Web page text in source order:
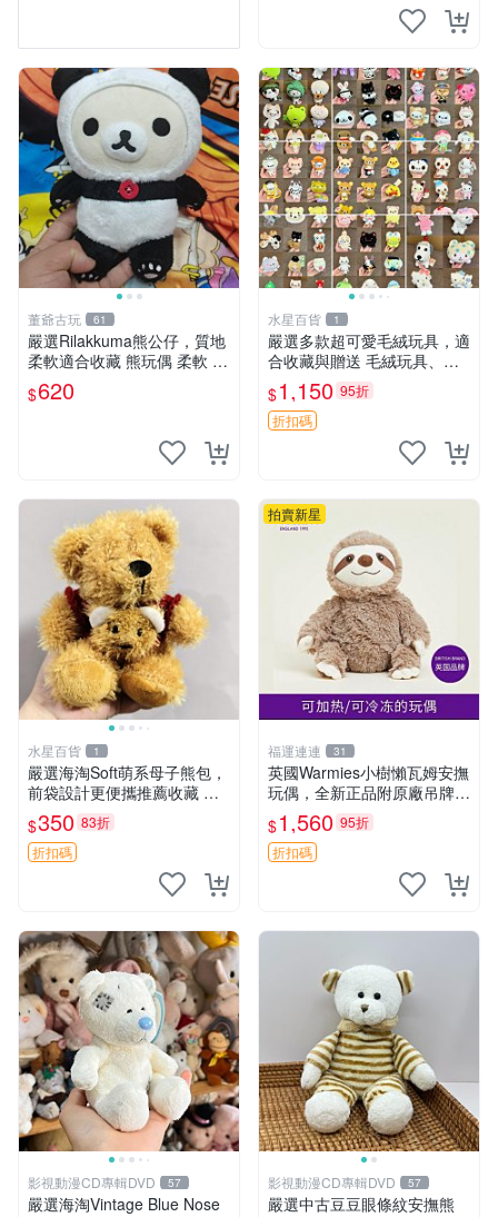
董爺古玩 61
嚴選Rilakkuma熊公仔，質地
柔軟適合收藏 熊玩偶 柔軟 公
仔 收藏
$620
水星百貨 1
嚴選多款超可愛毛絨玩具，適
合收藏與贈送 毛絨玩具、抱
枕、公仔
$1,150 95折
折扣碼
水星百貨 1
嚴選海淘Soft萌系母子熊包，
前袋設計更便攜推薦收藏 母
子熊 軟綿綿 包包
$350 83折
折扣碼
拍賣新星
福運連連 31
英國Warmies小樹懶瓦姆安撫
玩偶，全新正品附原廠吊牌與
防塵袋，內藏薰衣草可加熱，
適合各個年齡層，冷暖兩用享
受抱抱樂趣，不容錯過嚴選好
$1,560 95折
折扣碼
影視動漫CD專輯DVD 57
嚴選海淘Vintage Blue Nose
影視動漫CD專輯DVD 57
嚴選中古豆豆眼條紋安撫熊